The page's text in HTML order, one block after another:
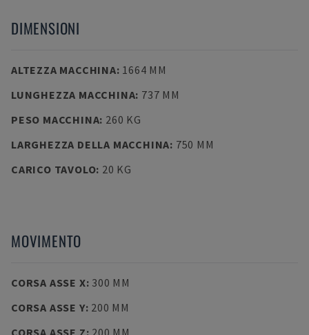
DIMENSIONI
ALTEZZA MACCHINA: 1664 MM
LUNGHEZZA MACCHINA: 737 MM
PESO MACCHINA: 260 KG
LARGHEZZA DELLA MACCHINA: 750 MM
CARICO TAVOLO: 20 KG
MOVIMENTO
CORSA ASSE X: 300 MM
CORSA ASSE Y: 200 MM
CORSA ASSE Z: 200 MM